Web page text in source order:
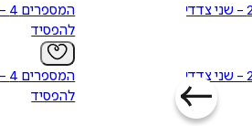
המספרים 2 - שני צדדים
המספרים 2 - שני צדדים
להפסיד
להפסיד